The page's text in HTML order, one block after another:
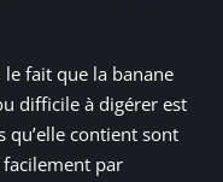
le fait que la banane
difficile à digérer est
qu’elle contient sont
facilement par